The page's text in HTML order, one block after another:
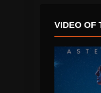
VIDEO OF